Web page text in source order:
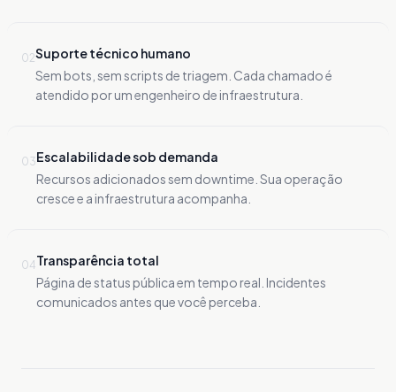
02Suporte técnico humano
Sem bots, sem scripts de triagem. Cada chamado é
atendido por um engenheiro de infraestrutura.
03Escalabilidade sob demanda
Recursos adicionados sem downtime. Sua operação
cresce e a infraestrutura acompanha.
04Transparência total
Página de status pública em tempo real. Incidentes
comunicados antes que você perceba.